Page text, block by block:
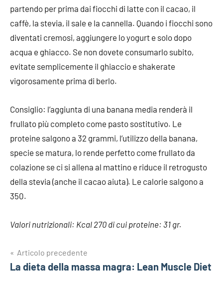
partendo per prima dai fiocchi di latte con il cacao, il
caffè, la stevia, il sale e la cannella. Quando i fiocchi sono
diventati cremosi, aggiungere lo yogurt e solo dopo
acqua e ghiacco. Se non dovete consumarlo subito,
evitate semplicemente il ghiaccio e shakerate
vigorosamente prima di berlo.
Consiglio: l’aggiunta di una banana media renderà il
frullato più completo come pasto sostitutivo. Le
proteine salgono a 32 grammi, l’utilizzo della banana,
specie se matura, lo rende perfetto come frullato da
colazione se ci si allena al mattino e riduce il retrogusto
della stevia (anche il cacao aiuta). Le calorie salgono a
350.
Valori nutrizionali: Kcal 270 di cui proteine: 31 gr.
Navigazione
articoli
Articolo precedente
La dieta della massa magra: Lean Muscle Diet